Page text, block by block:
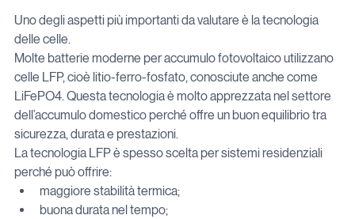
Uno degli aspetti più importanti da valutare è la tecnologia
delle celle.
Molte batterie moderne per accumulo fotovoltaico utilizzano
celle LFP, cioè litio-ferro-fosfato, conosciute anche come
LiFePO4. Questa tecnologia è molto apprezzata nel settore
dell’accumulo domestico perché offre un buon equilibrio tra
sicurezza, durata e prestazioni.
La tecnologia LFP è spesso scelta per sistemi residenziali
perché può offrire:
maggiore stabilità termica;
buona durata nel tempo;